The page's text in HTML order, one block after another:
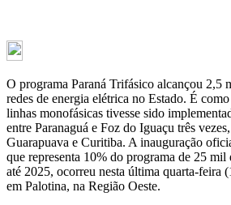
O programa Paraná Trifásico alcançou 2,5
redes de energia elétrica no Estado. É
linhas monofásicas tivesse sido
entre Paranaguá e Foz do Iguaçu três
Guarapuava e Curitiba. A inauguração
que representa 10% do programa de 25
até 2025, ocorreu nesta última quarta-feira
em Palotina, na Região Oeste.